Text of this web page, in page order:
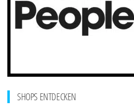
SHOPS ENTDECKEN